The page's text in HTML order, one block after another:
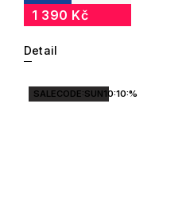
1 390 Kč
Detail
SALECODE:SUN10:10:%